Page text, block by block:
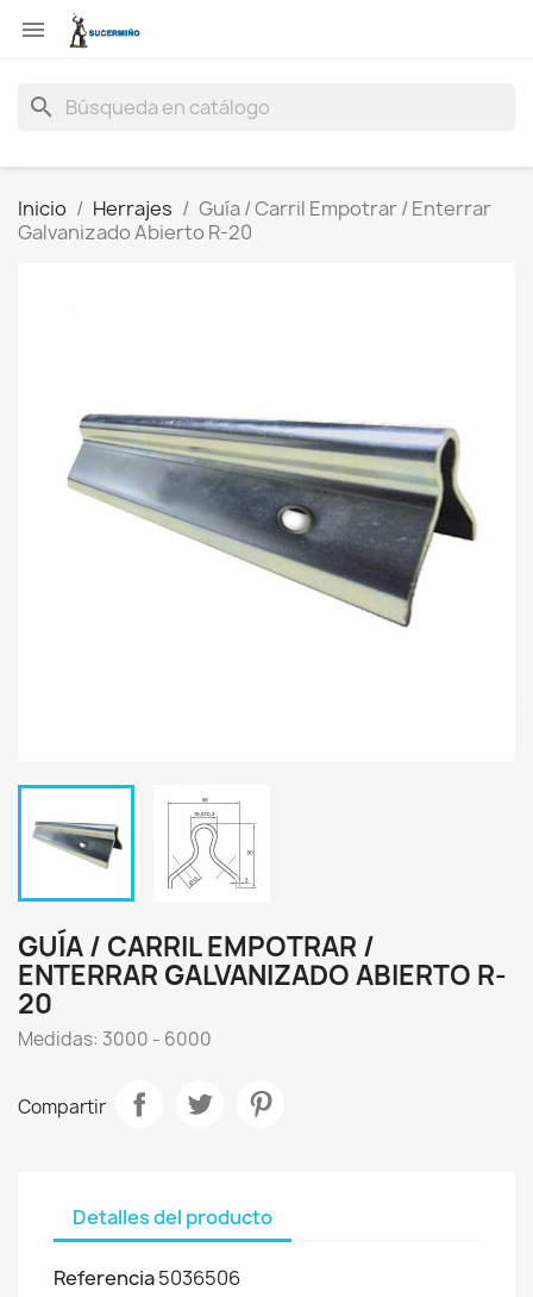

search
Inicio Herrajes
Guía / Carril Empotrar / Enterrar
Galvanizado Abierto R-20
GUÍA / CARRIL EMPOTRAR /
ENTERRAR GALVANIZADO ABIERTO R-
20
Medidas: 3000 - 6000
Compartir
Detalles del producto
Referencia5036506